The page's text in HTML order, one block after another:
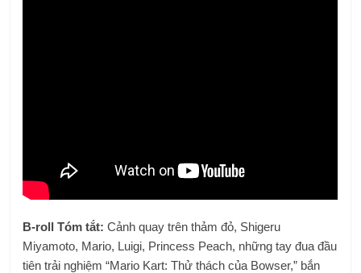
B-roll Tóm tắt: Cảnh quay trên thảm đỏ, Shigeru
Miyamoto, Mario, Luigi, Princess Peach, những tay đua đầu
tiên trải nghiệm “Mario Kart: Thử thách của Bowser,” bắn